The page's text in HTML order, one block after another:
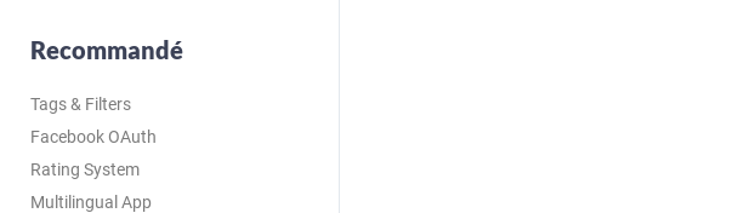
Recommandé
Tags & Filters
Facebook OAuth
Rating System
Multilingual App